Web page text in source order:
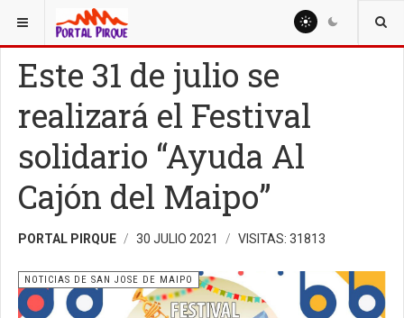
ESTÁ AQUÍ: NOTICIAS NOTICIAS DE SAN JOSE DE MAIPO
Este 31 de julio se
realizará el Festival
solidario “Ayuda Al
Cajón del Maipo”
PORTAL PIRQUE 30 JULIO 2021 VISITAS: 31813
NOTICIAS DE SAN JOSE DE MAIPO